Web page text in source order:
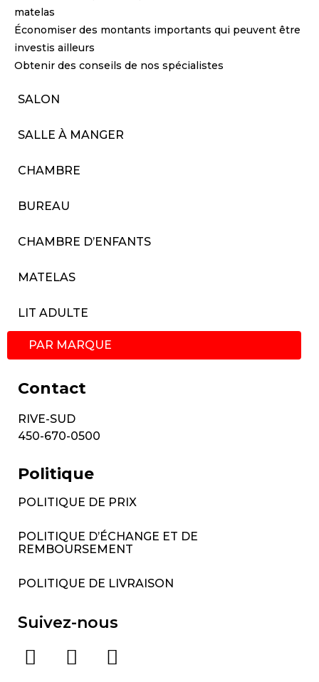
matelas
Économiser des montants importants qui peuvent être
investis ailleurs
Obtenir des conseils de nos spécialistes
SALON
SALLE À MANGER
CHAMBRE
BUREAU
CHAMBRE D’ENFANTS
MATELAS
LIT ADULTE
PAR MARQUE
Contact
RIVE-SUD
450-670-0500
Politique
POLITIQUE DE PRIX
POLITIQUE D’ÉCHANGE ET DE
REMBOURSEMENT
POLITIQUE DE LIVRAISON
Suivez-nous